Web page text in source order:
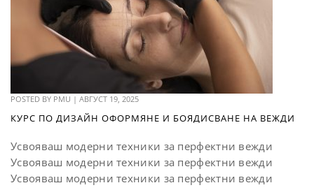
POSTED BY PMU | АВГУСТ 19, 2025
КУРС ПО ДИЗАЙН ОФОРМЯНЕ И БОЯДИСВАНЕ НА ВЕЖДИ
Усвояваш модерни техники за перфектни вежди
Усвояваш модерни техники за перфектни вежди
Усвояваш модерни техники за перфектни вежди